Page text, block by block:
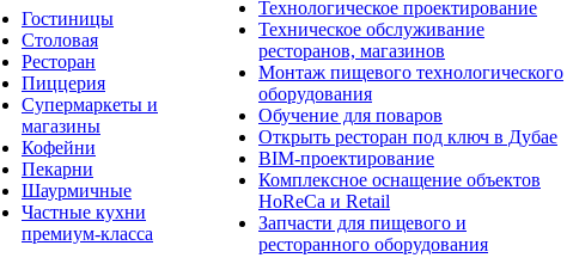
Гостиницы
Столовая
Ресторан
Пиццерия
Супермаркеты и
магазины
Кофейни
Пекарни
Шаурмичные
Частные кухни
премиум-класса
Технологическое проектирование
Техническое обслуживание
ресторанов, магазинов
Монтаж пищевого технологического
оборудования
Обучение для поваров
Открыть ресторан под ключ в Дубае
BIM-проектирование
Комплексное оснащение объектов
HoReCa и Retail
Запчасти для пищевого и
ресторанного оборудования